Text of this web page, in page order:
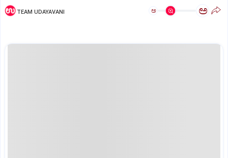
TEAM UDAYAVANI ಅ ಅ